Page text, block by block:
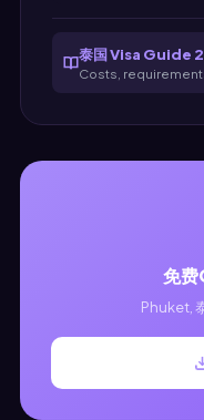
泰国 Visa Guide
Costs,
免
Phuket,